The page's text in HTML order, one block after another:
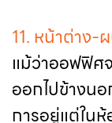
11. หน้าต่าง-
แม้ว่าออฟฟิศ
ออกไปข้างน
การอยู่แต่ในห้